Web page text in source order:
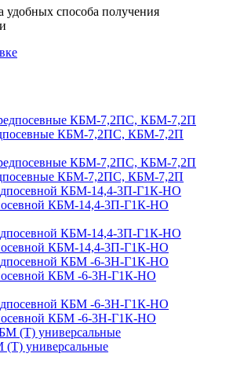
удобных способа получения
КБМ-7,2ПС, КБМ-7,2П
КБМ-7,2ПС, КБМ-7,2П
КБМ-14,4-3П-Г1К-НО
КБМ-14,4-3П-Г1К-НО
КБМ -6-3Н-Г1К-НО
КБМ -6-3Н-Г1К-НО
(Т) универсальные